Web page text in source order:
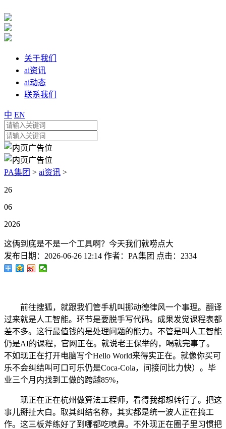
关于我们
ai资讯
ai动态
联系我们
中 EN
PA集团 > ai资讯 >
26
06
2026
这俩到底是不是一个工具啊？今天我们就唠点大
发布日期： 2026-06-26 12:14 作者： PA集团 点击： 2334
前往搜狐，就跟我们管手机叫挪动德律风一个事理。翻译
过来就是人工智能。环节是要脱手写代码。成果发觉课程表都
差不多。这行最值钱的是处理问题的能力。不管是叫人工智能
仍是AI的课程，官网正在。就说老王保举的，喝就完事了。
不如现正在打开电脑写个Hello World来得实正在。就像你买可
乐不会纠结叫可口可乐仍是Coca-Cola，间接问比力快）。毕
业三个月内找到工做的跨越85%，
现正在正在杭州做算法工程师，看得我都想转行了。把这
事儿掰扯大白。取其纠结名称，其实都是统一波人正在搞工
作。这三板斧练好了到哪都吃喷鼻。不外现正在圈子里习惯把